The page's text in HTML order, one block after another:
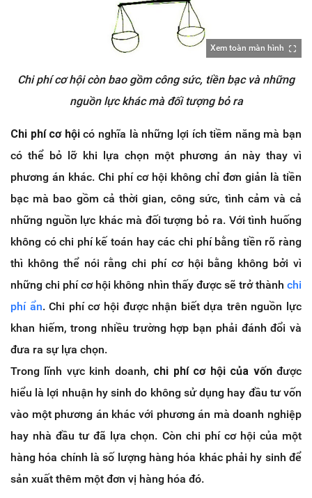
Xem toàn màn hình
Chi phí cơ hội còn bao gồm công sức, tiền bạc và những
nguồn lực khác mà đối tượng bỏ ra
Chi phí cơ hộicó nghĩa là những lợi ích tiềm năng mà bạn
có thể bỏ lỡ khi lựa chọn một phương án này thay vì
phương án khác. Chi phí cơ hội không chỉ đơn giản là tiền
bạc mà bao gồm cả thời gian, công sức, tình cảm và cả
những nguồn lực khác mà đối tượng bỏ ra. Với tình huống
không có chi phí kế toán hay các chi phí bằng tiền rõ ràng
thì không thể nói rằng chi phí cơ hội bằng không bởi vì
những chi phí cơ hội không nhìn thấy được sẽ trở thành chi
phí ẩn. Chi phí cơ hội được nhận biết dựa trên nguồn lực
khan hiếm, trong nhiều trường hợp bạn phải đánh đổi và
đưa ra sự lựa chọn.
Trong lĩnh vực kinh doanh, chi phí cơ hội của vốnđược
hiểu là lợi nhuận hy sinh do không sử dụng hay đầu tư vốn
vào một phương án khác với phương án mà doanh nghiệp
hay nhà đầu tư đã lựa chọn. Còn chi phí cơ hội của một
hàng hóa chính là số lượng hàng hóa khác phải hy sinh để
sản xuất thêm một đơn vị hàng hóa đó.